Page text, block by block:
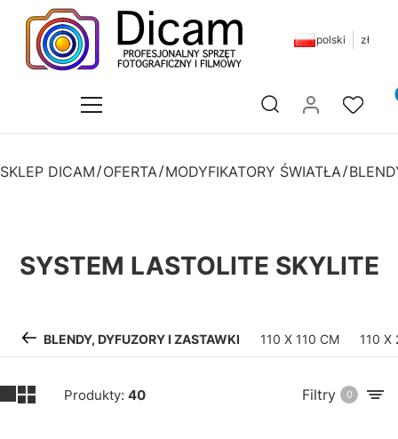
polski zł
Otwórz wyszukiwarkę
SKLEP DICAM OFERTA MODYFIKATORY ŚWIATŁA
SYSTEM LASTOLITE SKYLITE
BLENDY, DYFUZORY I ZASTAWKI 110 X 110 CM 110 X
Produkty: 40 Filtry 0